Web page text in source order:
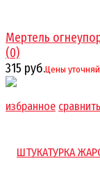
избранное сравнить
Мертель
(0)
315 руб.Цены